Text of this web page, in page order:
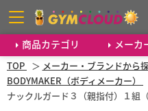
商品カテゴリ メーカ
TOP
メーカー・ブランドから
BODYMAKER（ボディメーカー）
ナックルガード３（親指付）１組